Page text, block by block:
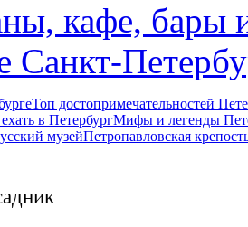
кафе, бары
Санкт-
Топ достопримечательностей
в ПетербургМифы и легенды
музейПетропавловская